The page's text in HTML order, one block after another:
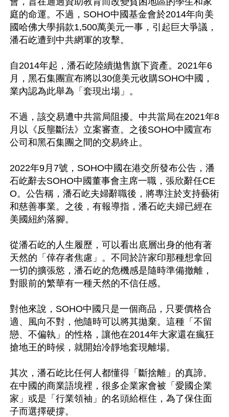
庭的命運。不過，SOHO中國基金會於2014年向美
國哈佛大學捐款1,500萬美元一事，引起巨大爭議，
潘石屹遭到中共網軍的攻擊。
自2014年起，潘石屹陸續拋售旗下資產。2021年6
月，黑石集團宣布將以30億美元收購SOHO中國，
業內認為此舉為「套現出場」。
不過，該交易遭中共當局阻擾。中共當局在2021年8
月以《反壟斷法》立案審查。之後SOHO中國宣布
公司和黑石集團之間的交易終止。
2022年9月7號，SOHO中國在港交所發布公告，潘
石屹辭去SOHO中國董事會主席一職，張欣辭任CE
O。公告稱，潘石屹夫婦辭職後，將專注於支持藝術
和慈善事業。之後，有報導指，潘石屹夫婦已經在
美國紐約落腳。
從潘石屹的人生履歷，可以看出底層出身的他有著
天然的「倖存者焦慮」。不同於許家印那種想拿回
一切的擴張慾，潘石屹的危機感是隨時準備撤離，
對眼前的繁華有一種天然的不信任感。
對他來說，SOHO中國只是一個商品，只要價格合
適、風向不對，他隨時可以將其拋棄。這種「不留
戀、不偏執」的性格，讓他在2014年大家還在瘋狂
搶地王的時候，就開始冷靜地套現離場。
其次，潘石屹比任何人都懂得「斷捨離」的真諦。
在中國的商業語境裡，很多企業家會被「愛國企業
家」或是「行業領袖」的名頭給框住，為了保住面
子而選擇硬撐。